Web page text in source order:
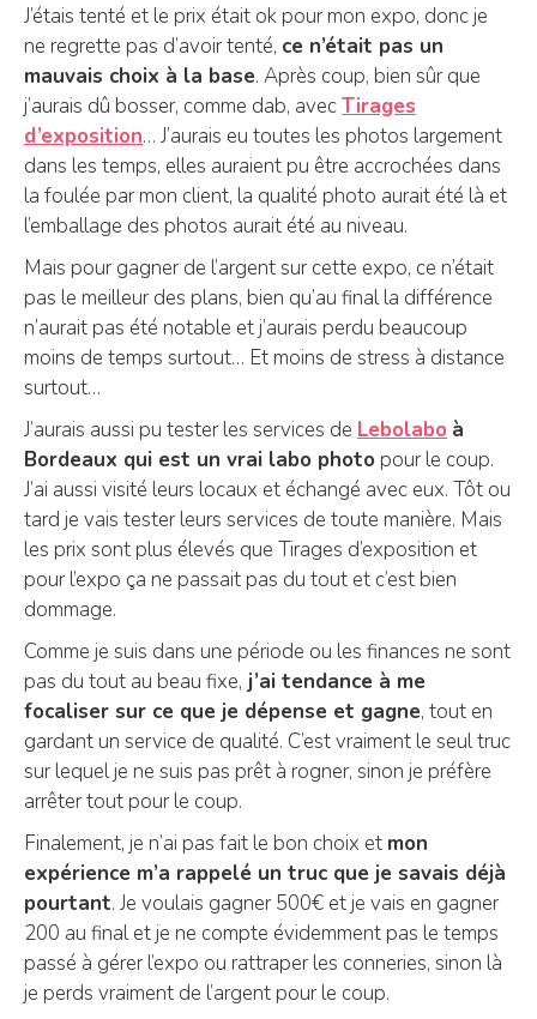
J’étais tenté et le prix était ok pour mon expo, donc je
ne regrette pas d’avoir tenté, ce n’était pas un
mauvais choix à la base. Après coup, bien sûr que
j’aurais dû bosser, comme dab, avecTirages
d’exposition… J’aurais eu toutes les photos largement
dans les temps, elles auraient pu être accrochées dans
la foulée par mon client, la qualité photo aurait été là et
l’emballage des photos aurait été au niveau.
Mais pour gagner de l’argent sur cette expo, ce n’était
pas le meilleur des plans, bien qu’au final la différence
n’aurait pas été notable et j’aurais perdu beaucoup
moins de temps surtout… Et moins de stress à distance
surtout…
J’aurais aussi pu tester les services de Lebolabo à
Bordeaux qui est un vrai labo photo pour le coup.
J’ai aussi visité leurs locaux et échangé avec eux. Tôt ou
tard je vais tester leurs services de toute manière. Mais
les prix sont plus élevés que Tirages d’exposition et
pour l’expo ça ne passait pas du tout et c’est bien
dommage.
Comme je suis dans une période ou les finances ne sont
pas du tout au beau fixe, j’ai tendance à me
focaliser sur ce que je dépense et gagne, tout en
gardant un service de qualité. C’est vraiment le seul truc
sur lequel je ne suis pas prêt à rogner, sinon je préfère
arrêter tout pour le coup.
Finalement, je n’ai pas fait le bon choix et mon
expérience m’a rappelé un truc que je savais déjà
pourtant. Je voulais gagner 500€ et je vais en gagner
200 au final et je ne compte évidemment pas le temps
passé à gérer l’expo ou rattraper les conneries, sinon là
je perds vraiment de l’argent pour le coup.